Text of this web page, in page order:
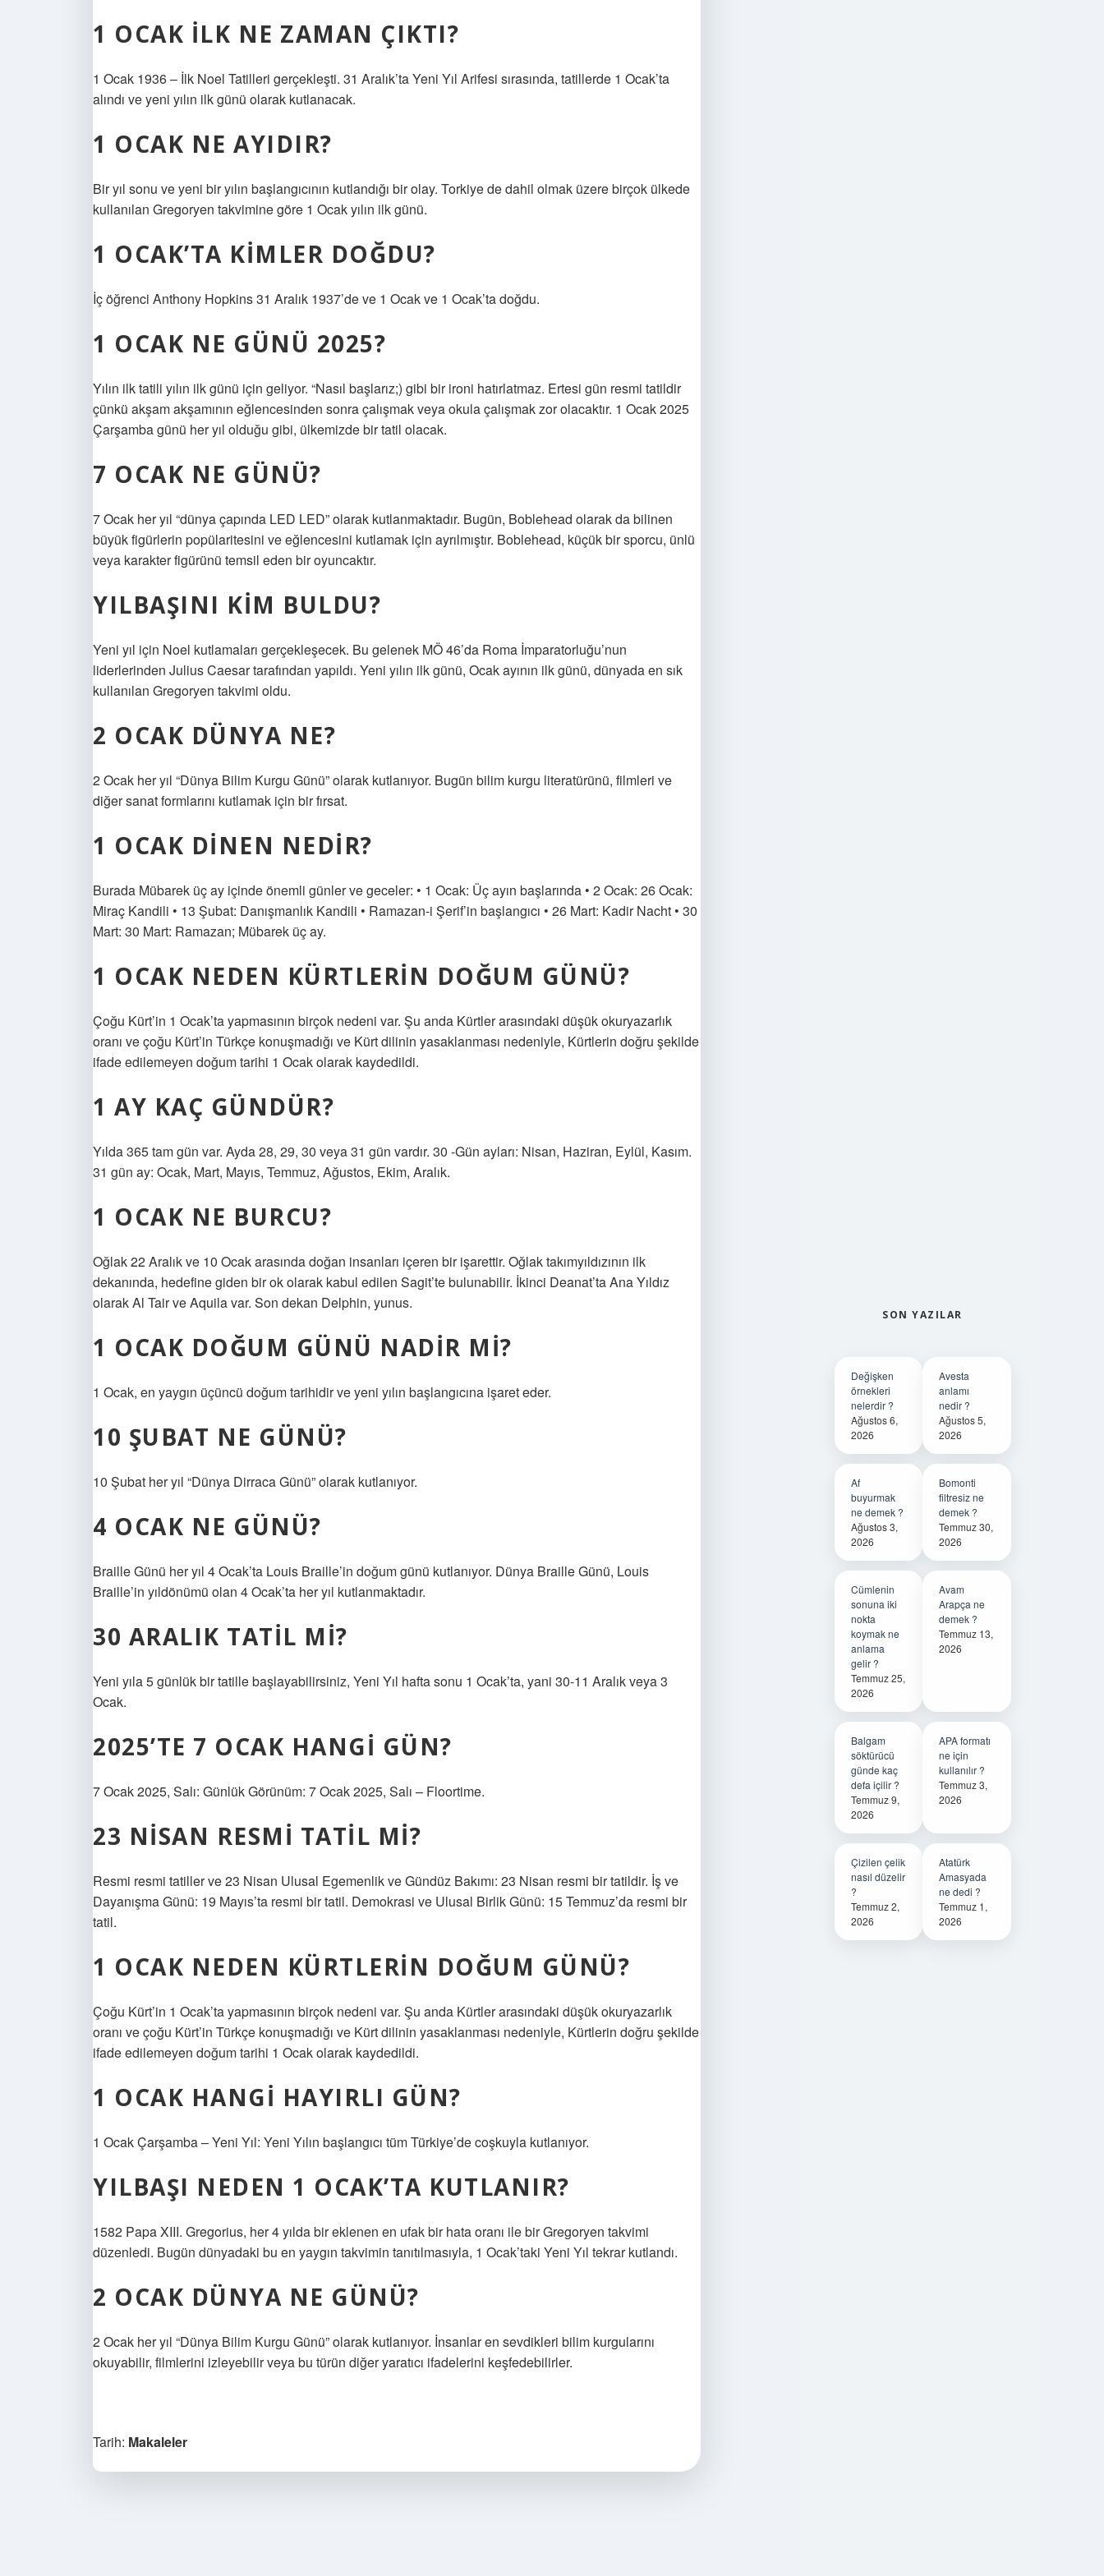
1 OCAK ILK NE ZAMAN ÇIKTI?
1 Ocak 1936 – İlk Noel Tatilleri gerçekleşti. 31 Aralık’ta Yeni Yıl Arifesi sırasında, tatillerde 1 Ocak’ta
alındı ​​ve yeni yılın ilk günü olarak kutlanacak.
1 OCAK NE AYIDIR?
Bir yıl sonu ve yeni bir yılın başlangıcının kutlandığı bir olay. Torkiye de dahil olmak üzere birçok ülkede
kullanılan Gregoryen takvimine göre 1 Ocak yılın ilk günü.
1 OCAK’TA KIMLER DOĞDU?
İç öğrenci Anthony Hopkins 31 Aralık 1937’de ve 1 Ocak ve 1 Ocak’ta doğdu.
1 OCAK NE GÜNÜ 2025?
Yılın ilk tatili yılın ilk günü için geliyor. “Nasıl başlarız;) gibi bir ironi hatırlatmaz. Ertesi gün resmi tatildir
çünkü akşam akşamının eğlencesinden sonra çalışmak veya okula çalışmak zor olacaktır. 1 Ocak 2025
Çarşamba günü her yıl olduğu gibi, ülkemizde bir tatil olacak.
7 OCAK NE GÜNÜ?
7 Ocak her yıl “dünya çapında LED LED” olarak kutlanmaktadır. Bugün, Boblehead olarak da bilinen
büyük figürlerin popülaritesini ve eğlencesini kutlamak için ayrılmıştır. Boblehead, küçük bir sporcu, ünlü
veya karakter figürünü temsil eden bir oyuncaktır.
YILBAŞINI KIM BULDU?
Yeni yıl için Noel kutlamaları gerçekleşecek. Bu gelenek MÖ 46’da Roma İmparatorluğu’nun
liderlerinden Julius Caesar tarafından yapıldı. Yeni yılın ilk günü, Ocak ayının ilk günü, dünyada en sık
kullanılan Gregoryen takvimi oldu.
2 OCAK DÜNYA NE?
2 Ocak her yıl “Dünya Bilim Kurgu Günü” olarak kutlanıyor. Bugün bilim kurgu literatürünü, filmleri ve
diğer sanat formlarını kutlamak için bir fırsat.
1 OCAK DINEN NEDIR?
Burada Mübarek üç ay içinde önemli günler ve geceler: • 1 Ocak: Üç ayın başlarında • 2 Ocak: 26 Ocak:
Miraç Kandili • 13 Şubat: Danışmanlık Kandili • Ramazan-i Şerif’in başlangıcı • 26 Mart: Kadir Nacht • 30
Mart: 30 Mart: Ramazan; Mübarek üç ay.
1 OCAK NEDEN KÜRTLERIN DOĞUM GÜNÜ?
Çoğu Kürt’in 1 Ocak’ta yapmasının birçok nedeni var. Şu anda Kürtler arasındaki düşük okuryazarlık
oranı ve çoğu Kürt’in Türkçe konuşmadığı ve Kürt dilinin yasaklanması nedeniyle, Kürtlerin doğru şekilde
ifade edilemeyen doğum tarihi 1 Ocak olarak kaydedildi.
1 AY KAÇ GÜNDÜR?
Yılda 365 tam gün var. Ayda 28, 29, 30 veya 31 gün vardır. 30 -Gün ayları: Nisan, Haziran, Eylül, Kasım.
31 gün ay: Ocak, Mart, Mayıs, Temmuz, Ağustos, Ekim, Aralık.
1 OCAK NE BURCU?
Oğlak 22 Aralık ve 10 Ocak arasında doğan insanları içeren bir işarettir. Oğlak takımyıldızının ilk
dekanında, hedefine giden bir ok olarak kabul edilen Sagit’te bulunabilir. İkinci Deanat’ta Ana Yıldız
olarak Al Tair ve Aquila var. Son dekan Delphin, yunus.
1 OCAK DOĞUM GÜNÜ NADIR MI?
1 Ocak, en yaygın üçüncü doğum tarihidir ve yeni yılın başlangıcına işaret eder.
10 ŞUBAT NE GÜNÜ?
10 Şubat her yıl “Dünya Dirraca Günü” olarak kutlanıyor.
4 OCAK NE GÜNÜ?
Braille Günü her yıl 4 Ocak’ta Louis Braille’in doğum günü kutlanıyor. Dünya Braille Günü, Louis
Braille’in yıldönümü olan 4 Ocak’ta her yıl kutlanmaktadır.
30 ARALIK TATIL MI?
Yeni yıla 5 günlük bir tatille başlayabilirsiniz, Yeni Yıl hafta sonu 1 Ocak’ta, yani 30-11 Aralık veya 3
Ocak.
2025’TE 7 OCAK HANGI GÜN?
7 Ocak 2025, Salı: Günlük Görünüm: 7 Ocak 2025, Salı – Floortime.
23 NISAN RESMI TATIL MI?
Resmi resmi tatiller ve 23 Nisan Ulusal Egemenlik ve Gündüz Bakımı: 23 Nisan resmi bir tatildir. İş ve
Dayanışma Günü: 19 Mayıs’ta resmi bir tatil. Demokrasi ve Ulusal Birlik Günü: 15 Temmuz’da resmi bir
tatil.
1 OCAK NEDEN KÜRTLERIN DOĞUM GÜNÜ?
Çoğu Kürt’in 1 Ocak’ta yapmasının birçok nedeni var. Şu anda Kürtler arasındaki düşük okuryazarlık
oranı ve çoğu Kürt’in Türkçe konuşmadığı ve Kürt dilinin yasaklanması nedeniyle, Kürtlerin doğru şekilde
ifade edilemeyen doğum tarihi 1 Ocak olarak kaydedildi.
1 OCAK HANGI HAYIRLI GÜN?
1 Ocak Çarşamba – Yeni Yıl: Yeni Yılın başlangıcı tüm Türkiye’de coşkuyla kutlanıyor.
YILBAŞI NEDEN 1 OCAK’TA KUTLANIR?
1582 Papa XIII. Gregorius, her 4 yılda bir eklenen en ufak bir hata oranı ile bir Gregoryen takvimi
düzenledi. Bugün dünyadaki bu en yaygın takvimin tanıtılmasıyla, 1 Ocak’taki Yeni Yıl tekrar kutlandı.
2 OCAK DÜNYA NE GÜNÜ?
2 Ocak her yıl “Dünya Bilim Kurgu Günü” olarak kutlanıyor. İnsanlar en sevdikleri bilim kurgularını
okuyabilir, filmlerini izleyebilir veya bu türün diğer yaratıcı ifadelerini keşfedebilirler.
Tarih: Makaleler
SON YAZILAR
Değişken
örnekleri
nelerdir ?
Ağustos 6,
2026
Avesta
anlamı
nedir ?
Ağustos 5,
2026
Af
buyurmak
ne demek ?
Ağustos 3,
2026
Bomonti
filtresiz ne
demek ?
Temmuz 30,
2026
Cümlenin
sonuna iki
nokta
koymak ne
anlama
gelir ?
Temmuz 25,
2026
Avam
Arapça ne
demek ?
Temmuz 13,
2026
Balgam
söktürücü
günde kaç
defa içilir ?
Temmuz 9,
2026
APA formatı
ne için
kullanılır ?
Temmuz 3,
2026
Çizilen çelik
nasıl düzelir
?
Temmuz 2,
2026
Atatürk
Amasyada
ne dedi ?
Temmuz 1,
2026